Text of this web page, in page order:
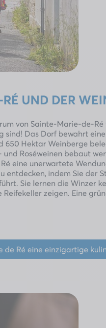
UND DER
von Sainte-Marie-de-
sind! Das Dorf bewahrt
650 Hektar Weinberge
Roséweinen bebaut
eine unerwartete
entdecken, indem Sie der
Sie lernen die Winzer
zeigen. Eine
de Ré eine einzigartige